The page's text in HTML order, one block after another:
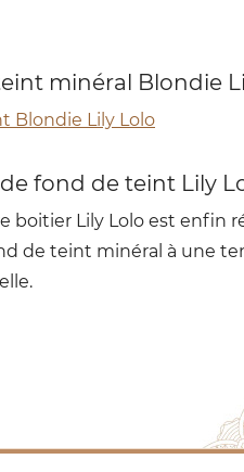
minéral Blondie
Blondie Lily Lolo
fond de teint Lily
boitier Lily Lolo est enfin
de teint minéral à une